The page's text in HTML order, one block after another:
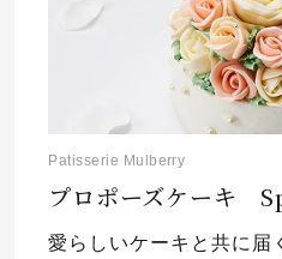
Patisserie Mulberry
プロポーズケーキ
愛らしいケーキと共に届